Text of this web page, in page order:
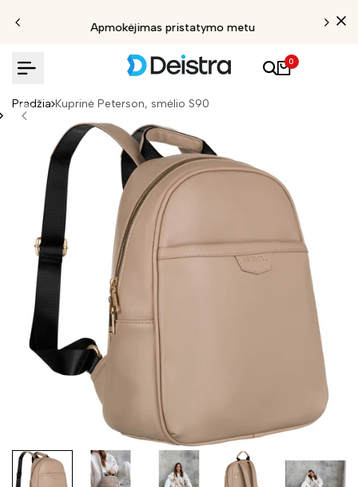
Išpardavimas iki 30%
0
Pradžia Kuprinė Peterson, smėlio S90